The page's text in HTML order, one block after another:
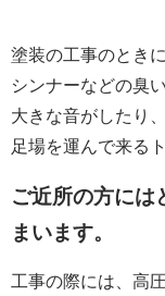
塗装の工事のとき
シンナーなどの臭
大きな音がしたり、
足場を運んで来る
ご近所の方には
まいます。
工事の際には、高